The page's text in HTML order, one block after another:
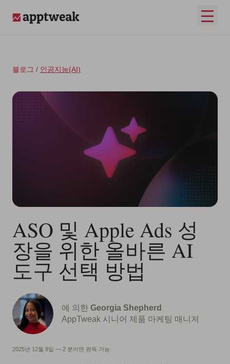
메인
블로그 / 인공지능(AI)
ASO 및 Apple Ads 성
장을 위한 올바른 AI
도구 선택 방법
에 의한 Georgia Shepherd
AppTweak 시니어 제품 마케팅 매니저
2025년 12월 8일 — 2 분이면 완독 가능